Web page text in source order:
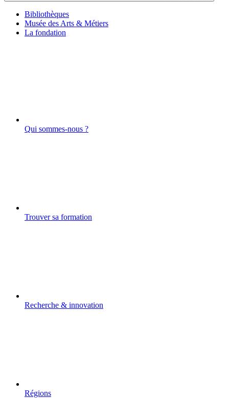
Bibliothèques
Musée des Arts & Métiers
La fondation
Qui sommes-nous ?
Trouver sa formation
Recherche & innovation
Régions